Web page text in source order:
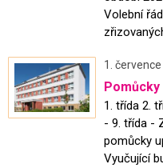
Volební
1.
1. třída 2.
- 9. třída -
pomůcky
Vyučující